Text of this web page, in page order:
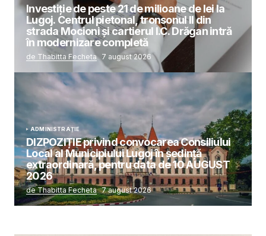
Investiție de peste 21 de milioane de lei la
Lugoj. Centrul pietonal, tronsonul II din
strada Mocioni și cartierul I.C. Drăgan intră
în modernizare completă
de Thabitta Fecheta 7 august 2026
ADMINISTRAȚIE
DIZPOZIȚIE privind convocarea Consiliului
Local al Municipiului Lugoj în şedinţă
extraordinară, pentru data de 10 AUGUST
2026
de Thabitta Fecheta 7 august 2026